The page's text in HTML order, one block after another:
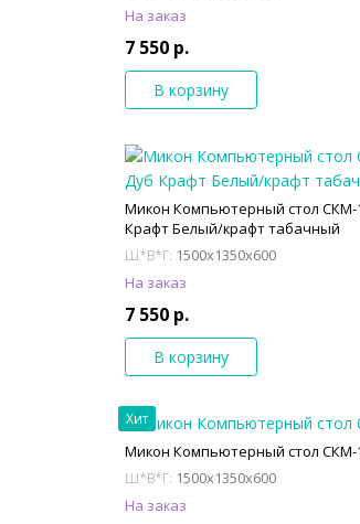
На заказ
7 550 р.
В корзину
Микон Компьютерный стол СКМ-
Крафт Белый/крафт табачный
Ш*В*Г: 1500x1350x600
На заказ
7 550 р.
В корзину
Хит
Микон Компьютерный стол СКМ-
Ш*В*Г: 1500x1350x600
На заказ